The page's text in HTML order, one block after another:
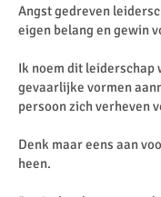
Angst gedreven
eigen belang en gewin
Ik noem dit leiderschap
gevaarlijke vormen
persoon zich verheven
Denk maar eens aan
heen.